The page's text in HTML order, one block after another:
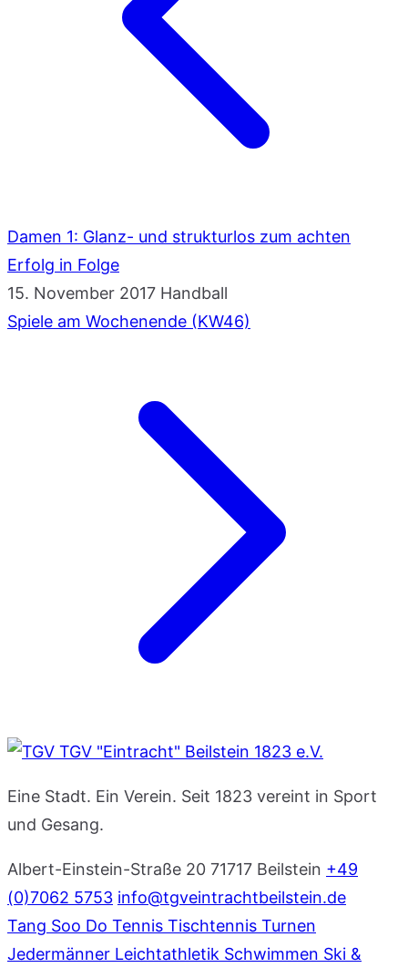
Damen 1: Glanz- und strukturlos zum achten
Erfolg in Folge
15. November 2017 Handball
Spiele am Wochenende (KW46)
TGV "Eintracht" Beilstein 1823 e.V.
Eine Stadt. Ein Verein. Seit 1823 vereint in Sport
und Gesang.
Albert-Einstein-Straße 20 71717 Beilstein +49
(0)7062 5753 info@tgveintrachtbeilstein.de
Tang Soo Do Tennis Tischtennis Turnen
Jedermänner Leichtathletik Schwimmen Ski &